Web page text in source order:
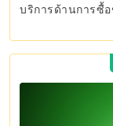
บริการด้านการซื้